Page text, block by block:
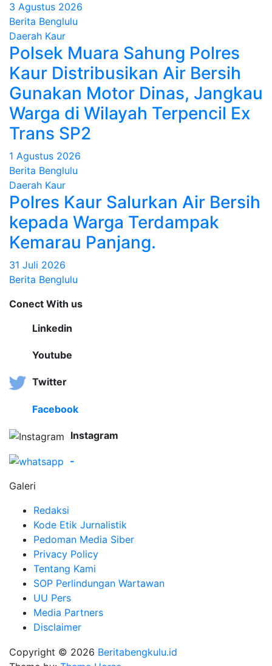
3 Agustus 2026
Berita Benglulu
Daerah Kaur
Polsek Muara Sahung Polres
Kaur Distribusikan Air Bersih
Gunakan Motor Dinas, Jangkau
Warga di Wilayah Terpencil Ex
Trans SP2
1 Agustus 2026
Berita Benglulu
Daerah Kaur
Polres Kaur Salurkan Air Bersih
kepada Warga Terdampak
Kemarau Panjang.
31 Juli 2026
Berita Benglulu
Conect With us
Linkedin
Youtube
Twitter
Facebook
Instagram
-
Galeri
Redaksi
Kode Etik Jurnalistik
Pedoman Media Siber
Privacy Policy
Tentang Kami
SOP Perlindungan Wartawan
UU Pers
Media Partners
Disclaimer
Copyright © 2026 Beritabengkulu.id